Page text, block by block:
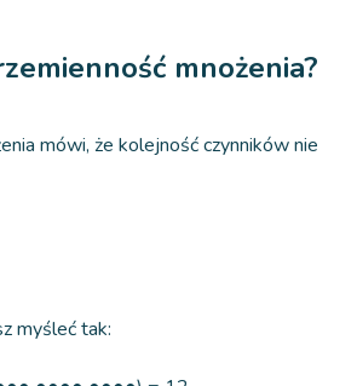
mnożenia?
mówi, że kolejność czynników nie
myśleć tak: